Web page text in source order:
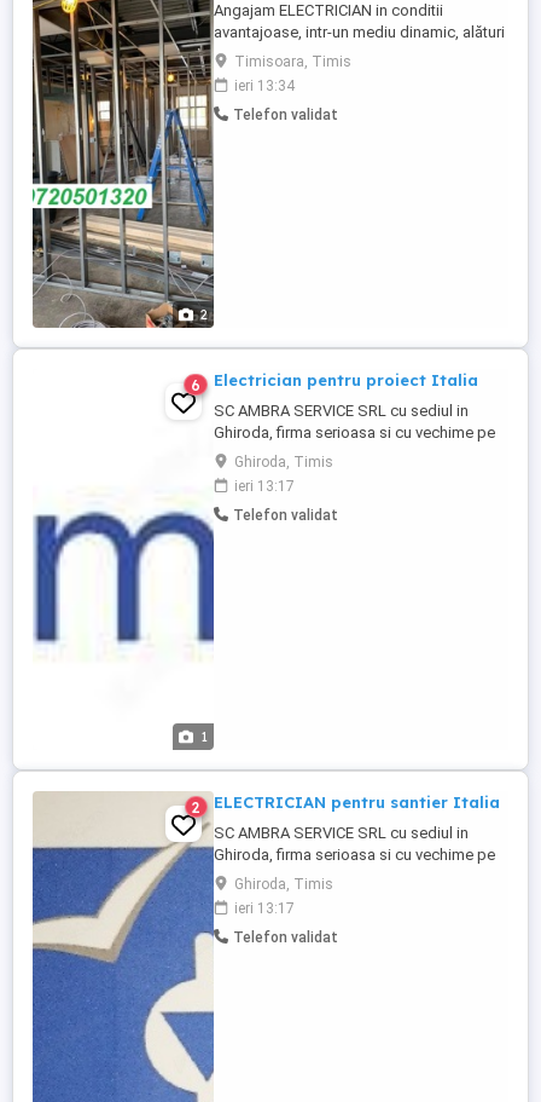
2
Angajam ELECTRICIAN in conditii
avantajoase, intr-un mediu dinamic, alături
de o echipă ce-și dorește performanțe!
Cerinte: Studii profesionale de
specialitate; Cunoștințe temeinice de
specialitate ; Apt pentru lucrul la inaltime;
Timisoara, Timis
ieri 13:34
Telefon validat
1
6 Electrician pentru proiect Italia
SC AMBRA SERVICE SRL cu sediul in
Ghiroda, firma serioasa si cu vechime pe
piata, specializata in domeniul de
instalatii, angajeaza cu contract de munca
pe perioada nedeterminata electrician
pentru un proiect din Italia. Detinerea de
Ghiroda, Timis
ieri 13:17
Telefon validat
2 ELECTRICIAN pentru santier Italia
SC AMBRA SERVICE SRL cu sediul in
Ghiroda, firma serioasa si cu vechime pe
piata, specializata in domeniul de
instalatii, angajeaza cu contract de munca
pe perioada nedeterminata electrician
pentru un proiect din Italia. Detinerea de
Ghiroda, Timis
ieri 13:17
Telefon validat